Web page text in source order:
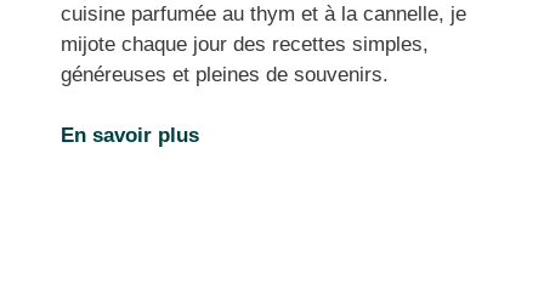
cuisine parfumée au thym et à la cannelle, je
mijote chaque jour des recettes simples,
généreuses et pleines de souvenirs.
En savoir plus